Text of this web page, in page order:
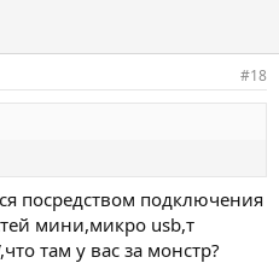
#18
посредством подключения
мини,микро usb,т
там у вас за монстр?